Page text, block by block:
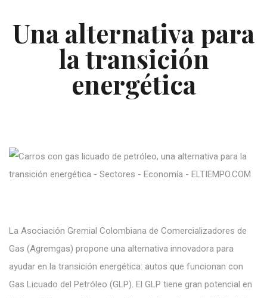
Una alternativa para
la transición
energética
La Asociación Gremial Colombiana de Comercializadores de
Gas (Agremgas) propone una alternativa innovadora para
ayudar en la transición energética: autos que funcionan con
Gas Licuado del Petróleo (GLP). El GLP tiene gran potencial en